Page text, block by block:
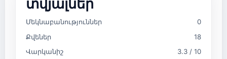
Մեկնաբանություններ
0
Քվեներ
18
Վարկանիշ
3.3 / 10